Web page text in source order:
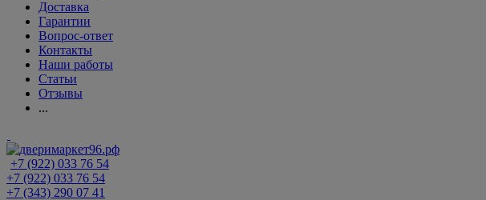
Доставка
Гарантии
Вопрос-ответ
Контакты
Наши работы
Статьи
Отзывы
...
+7 (922) 033 76 54
+7 (922) 033 76 54
+7 (343) 290 07 41